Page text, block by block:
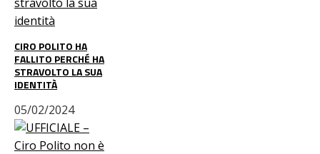
CIRO POLITO HA
FALLITO PERCHÉ HA
STRAVOLTO LA SUA
IDENTITÀ
05/02/2024